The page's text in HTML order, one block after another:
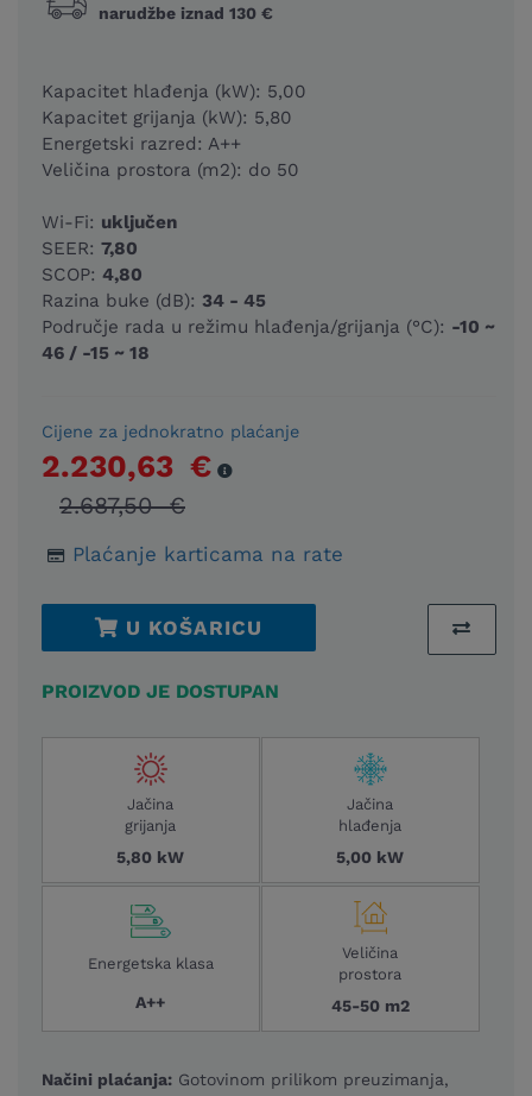
narudžbe iznad 130 €
Kapacitet hlađenja (kW): 5,00
Kapacitet grijanja (kW): 5,80
Energetski razred: A++
Veličina prostora (m2): do 50
Wi-Fi: uključen
SEER: 7,80
SCOP: 4,80
Razina buke (dB): 34 - 45
Područje rada u režimu hlađenja/grijanja (°C): -10 ~
46 / -15 ~ 18
Cijene za jednokratno plaćanje
2.230,63 €
2.687,50 €
Plaćanje karticama na rate
U KOŠARICU
PROIZVOD JE DOSTUPAN
Jačina
grijanja
5,80 kW
Jačina
hlađenja
5,00 kW
Energetska klasa
A++
Veličina
prostora
45-50 m2
Načini plaćanja: Gotovinom prilikom preuzimanja,